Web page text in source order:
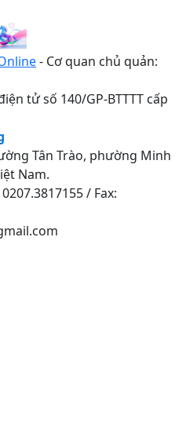
- Cơ quan chủ quản:
tử số 140/GP-BTTTT cấp
Tân Trào, phường Minh
Nam.
/ Fax: